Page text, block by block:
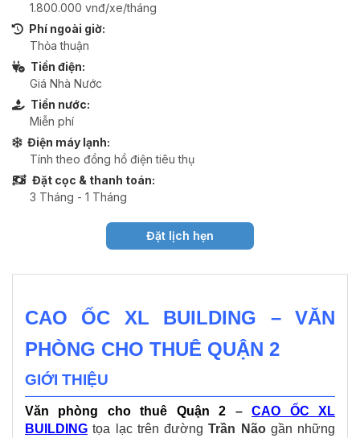
1.800.000 vnđ/xe/tháng
Phí ngoài giờ:
Thỏa thuận
Tiền điện:
Giá Nhà Nước
Tiền nước:
Miễn phí
Điện máy lạnh:
Tính theo đồng hồ điện tiêu thụ
Đặt cọc & thanh toán:
3 Tháng - 1 Tháng
Đặt lịch hẹn
CAO ỐC XL BUILDING – VĂN
PHÒNG CHO THUÊ QUẬN 2
GIỚI THIỆU
Văn phòng cho thuê Quận 2 –CAO ỐC XL
BUILDING tọa lạc trên đườngTrần Nãogần những